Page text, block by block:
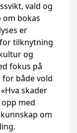
vald og
om bokas
er
tilknytning
og
fokus på
både vold
skader
med
om